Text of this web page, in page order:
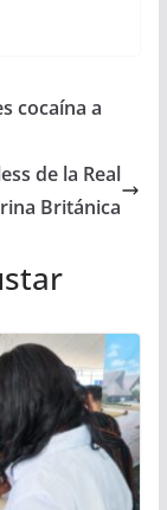
cocaína a
de la Real
Británica